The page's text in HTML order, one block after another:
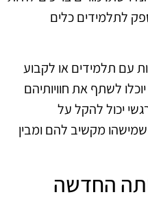
לתלמידים כלים
עם תלמידים או לקבוע
לשתף את חוויותיהם
יכול להקל על
מקשיב להם ומבין
החדשה